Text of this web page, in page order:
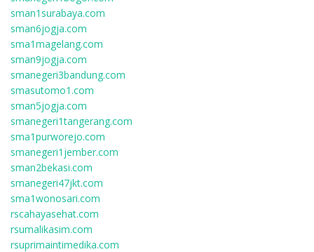
sman1surabaya.com
sman6jogja.com
sma1magelang.com
sman9jogja.com
smanegeri3bandung.com
smasutomo1.com
sman5jogja.com
smanegeri1tangerang.com
sma1purworejo.com
smanegeri1jember.com
sman2bekasi.com
smanegeri47jkt.com
sma1wonosari.com
rscahayasehat.com
rsumalikasim.com
rsuprimaintimedika.com